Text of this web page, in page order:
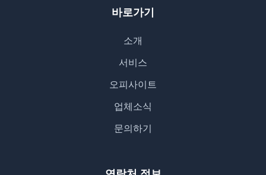
바로가기
소개
서비스
오피사이트
업체소식
문의하기